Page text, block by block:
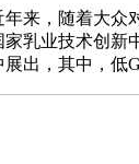
，随着大众
乳业技术创
出，其中，低